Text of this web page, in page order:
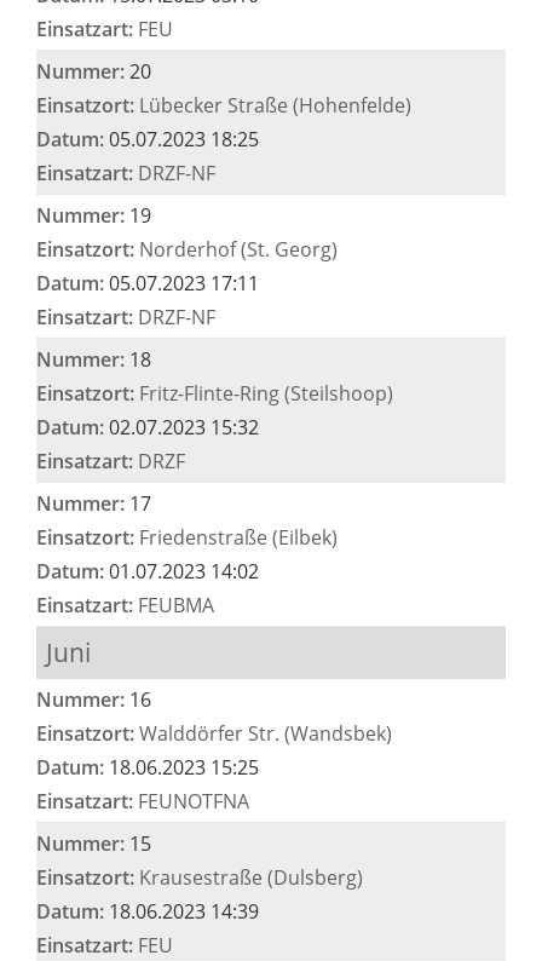
Einsatzart: FEU
Nummer:20
Einsatzort: Lübecker Straße (Hohenfelde)
Datum:05.07.2023 18:25
Einsatzart: DRZF-NF
Nummer: 19
Einsatzort: Norderhof (St. Georg)
Datum:05.07.2023 17:11
Einsatzart: DRZF-NF
Nummer: 18
Einsatzort: Fritz-Flinte-Ring (Steilshoop)
Datum:02.07.2023 15:32
Einsatzart: DRZF
Nummer: 17
Einsatzort: Friedenstraße (Eilbek)
Datum:01.07.2023 14:02
Einsatzart: FEUBMA
Juni
Nummer: 16
Einsatzort:Walddörfer Str. (Wandsbek)
Datum: 18.06.2023 15:25
Einsatzart: FEUNOTFNA
Nummer: 15
Einsatzort: Krausestraße (Dulsberg)
Datum: 18.06.2023 14:39
Einsatzart: FEU